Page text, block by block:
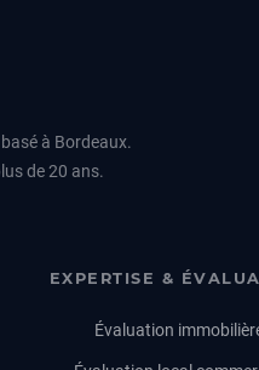
à Bordeaux.
de 20 ans.
EXPERTISE &
Évaluation